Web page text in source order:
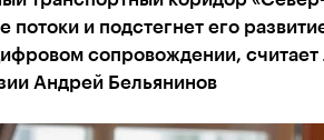
потоки и подстегнет его
сопровождении,
Андрей Бельянинов